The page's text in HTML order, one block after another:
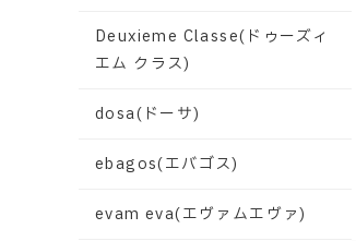
Deuxieme Classe(ドゥーズィ
エム クラス)
dosa(ドーサ)
ebagos(エバゴス)
evam eva(エヴァムエヴァ)